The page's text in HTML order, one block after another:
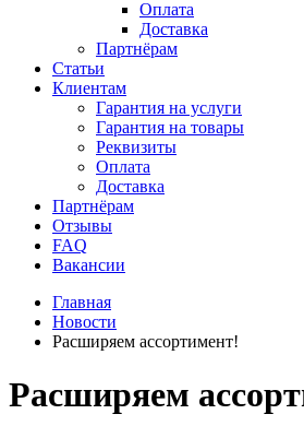
Оплата
Доставка
Партнёрам
Статьи
Клиентам
Гарантия на услуги
Гарантия на товары
Реквизиты
Оплата
Доставка
Партнёрам
Отзывы
FAQ
Вакансии
Главная
Новости
Расширяем ассортимент!
Расширяем